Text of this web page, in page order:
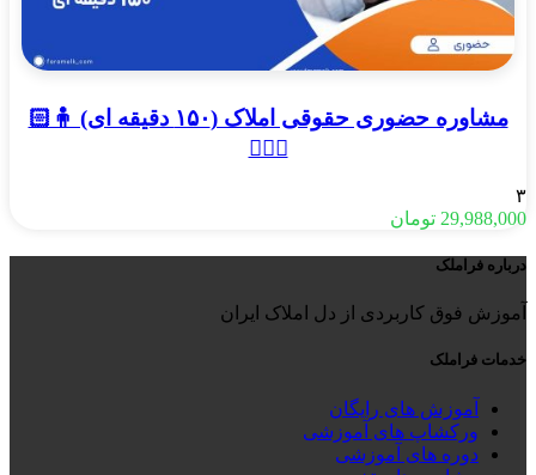
مشاوره حضوری حقوقی املاک (۱۵۰ دقیقه ای) 🧍🏻
🧍🏻‍♂️
۳
29,988,000 تومان
درباره فراملک
آموزش فوق کاربردی از دل املاک ایران
خدمات فراملک
آموزش های رایگان
ورکشاپ های آموزشی
دوره های آموزشی